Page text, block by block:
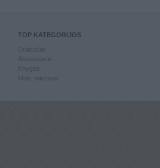
TOP KATEGORIJOS
Knygos
Mob. telefonai